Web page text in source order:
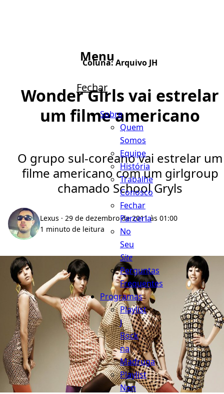
Menu
Fechar
Sobre
Quem
Somos
Equipe
História
Trabalhe
Conosco
Fechar
Parceria
No
Seu
Site
Perguntas
Frequentes
Programas
Playlist
J
Rock
na
Madruga
Playlist
Non
Coluna:Arquivo JH
Wonder Girls vai estrelar
um filme americano
O grupo sul-coreano vai estrelar um
filme americano com um girlgroup
chamado School Gryls
Lexus · 29 de dezembro de 2011 às 01:00
1 minuto de leitura